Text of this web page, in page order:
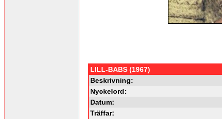
LILL-BABS (1967)
Beskrivning:
Nyckelord:
Datum:
Träffar: